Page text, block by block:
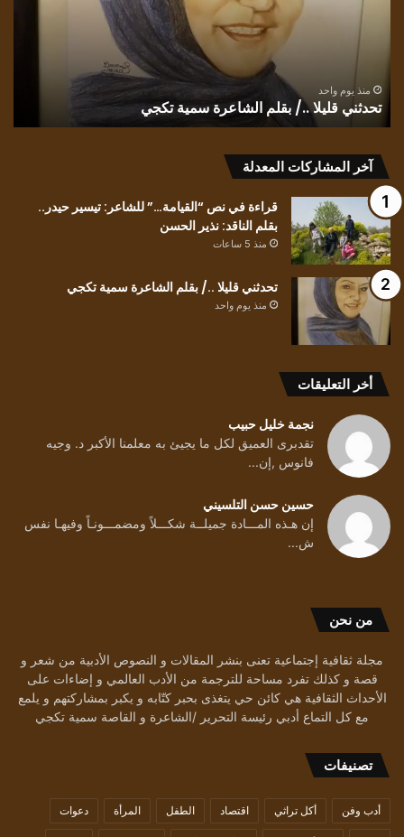
يعبرون
الجسر”
للشاعر
البشير
عبيد
منذ يوم واحد
كثافة الترميز ، و بلاغة اللغة في ” وحدهم يعبرون
للشاعر التونسي البشير عبيد
آخر المشاركات المعدلة
قراءة في نص “القيامة…” للشاعر: تيسير حيدر..
بقلم الناقد: نذير الحسن
منذ 5 ساعات
تحدثني قليلا ../ بقلم الشاعرة سمية تكجي
منذ يوم واحد
أخر التعليقات
نجمة خليل حبيب
تقدبرى العميق لكل ما يجيئ به معلمنا الأكبر د. وجيه
فانوس ,إن...
حسين حسن التلسيني
إن هـذه المـــادة جميلــة شكـــلاً ومضمـــونـاً وفيهـا نفس
ش...
من نحن
مجلة ثقافية إجتماعية تعنى بنشر المقالات و النصوص الأدبية من شعر و
قصة و كذلك تفرد مساحة للترجمة من الأدب العالمي و إضاءات على
الأحداث الثقافية هي كائن حي يتغذى بحبر كتّابه و يكبر بمشاركتهم و يلمع
مع كل التماع أدبي رئيسة التحرير /الشاعرة و القاصة سمية تكجي
تصنيفات
أدب وفن أكل تراثي اقتصاد الطفل المرأة دعوات